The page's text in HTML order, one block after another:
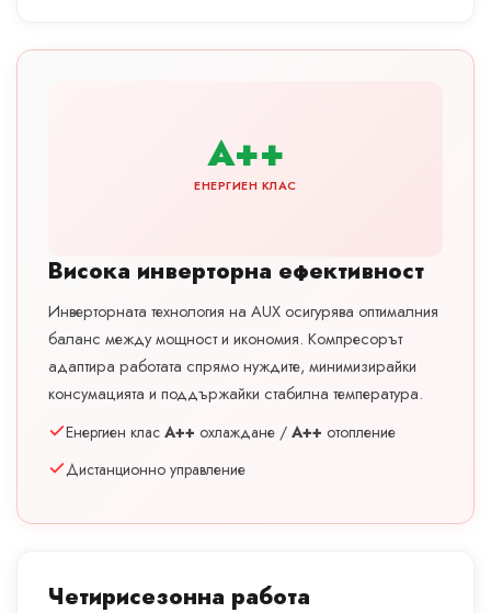
A++
ЕНЕРГИЕН КЛАС
Висока инверторна ефективност
Инверторната технология на AUX осигурява оптималния
баланс между мощност и икономия. Компресорът
адаптира работата спрямо нуждите, минимизирайки
консумацията и поддържайки стабилна температура.
Енергиен клас A++ охлаждане / A++ отопление
Дистанционно управление
Четирисезонна работа